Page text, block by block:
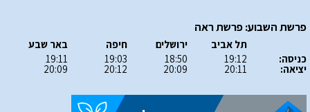
פרשת השבוע: פרשת ראה
כניסה:
יציאה:
תל אביב
19:12
20:11
ירושלים
18:50
20:09
חיפה
19:03
20:12
באר שבע
19:11
20:09